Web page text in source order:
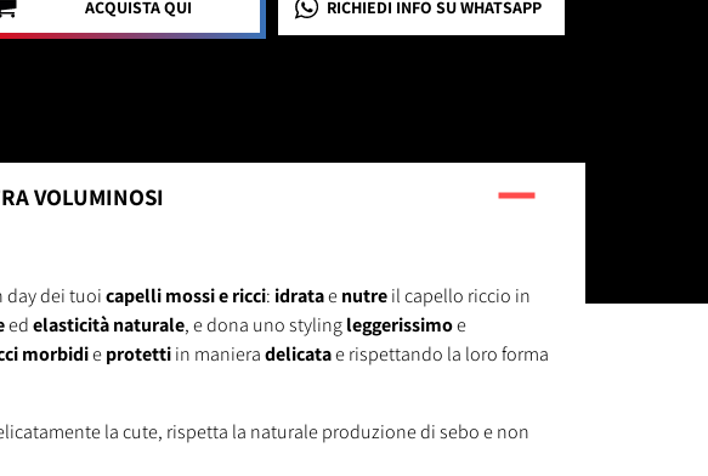
ACQUISTA QUI RICHIEDI INFO SU WHATSAPP
VOLUMINOSI
day dei tuoicapelli mossi e ricci: idrataenutreil capello riccio in
edelasticità naturale, e dona uno stylingleggerissimoe
morbidieprotettiin manieradelicatae rispettando la loro forma
la cute, rispetta la naturale produzione di sebo e non